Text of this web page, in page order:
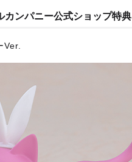
カンパニー公式ショップ特典
Ver.